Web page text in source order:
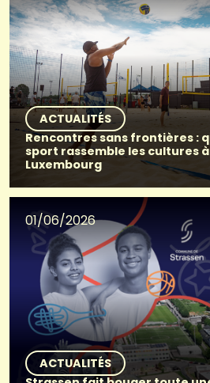
ACTUALITÉS
Rencontres sans frontières :
sport rassemble les cultures à
Luxembourg
01/06/2026
ACTUALITÉS